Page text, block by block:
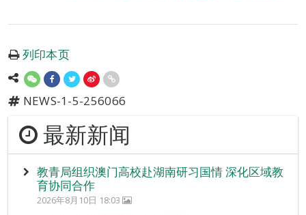
列印本页
NEWS-1-5-256066
最新新闻
教青局组织澳门高校赴湖南研习国情 深化区域教
育协同合作
2026年8月10日 18:03